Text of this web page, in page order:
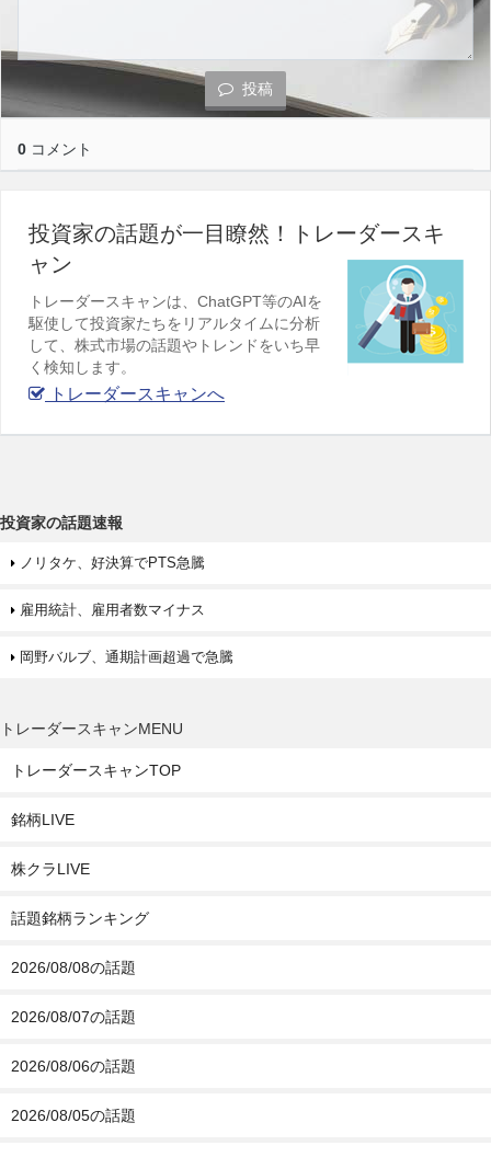
投稿
0 コメント
投資家の話題が一目瞭然！トレーダースキ
ャン
トレーダースキャンは、ChatGPT等のAIを
駆使して投資家たちをリアルタイムに分析
して、株式市場の話題やトレンドをいち早
く検知します。
トレーダースキャンへ
投資家の話題速報
ノリタケ、好決算でPTS急騰
雇用統計、雇用者数マイナス
岡野バルブ、通期計画超過で急騰
トレーダースキャンMENU
トレーダースキャンTOP
銘柄LIVE
株クラLIVE
話題銘柄ランキング
2026/08/08の話題
2026/08/07の話題
2026/08/06の話題
2026/08/05の話題